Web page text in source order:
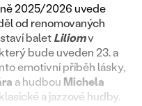
2025/2026 uvede
od renomovaných
baletLiliomv
bude uveden 23. a
emotivní příběh lásky,
a hudbou Michela
a jazzové hudby.